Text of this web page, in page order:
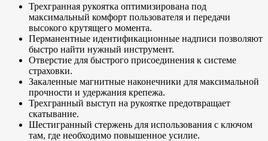
Трехгранная рукоятка оптимизирована под
максимальный комфорт пользователя и передачи
высокого крутящего момента.
Перманентные идентификационные надписи позволяют
быстро найти нужный инструмент.
Отверстие для быстрого присоединения к системе
страховки.
Закаленные магнитные наконечники для максимальной
прочности и удержания крепежа.
Трехгранный выступ на рукоятке предотвращает
скатывание.
Шестигранный стержень для использования с ключом
там, где необходимо повышенное усилие.